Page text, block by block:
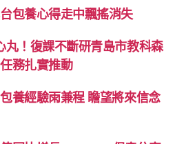
包養心得走中飄搖消失
丸！復課不斷研青島市教科森
務扎實推動
養經驗雨兼程 瞻望將來信念